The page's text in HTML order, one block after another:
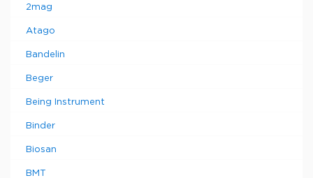
2mag
Atago
Bandelin
Beger
Being Instrument
Binder
Biosan
BMT